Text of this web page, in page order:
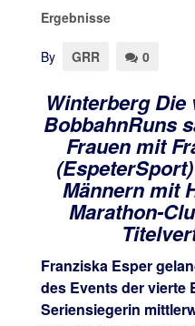
Ergebnisse
By GRR 0
Winterberg
BobbahnRuns
Frauen mit
Männern mit
Marathon-
Franziska Esper
des Events der vierte
Seriensiegerin